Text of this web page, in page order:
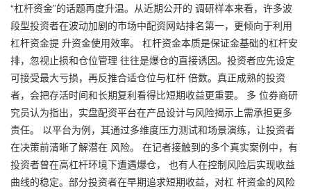
“杠杆资金”的话题再度升温。从近期公开的 调研样本来看，许多波
段型投资者在波动加剧的市场中配资网站排名第一，更倾向于利用
杠杆资金提 升资金使用效率。 杠杆资金本质是保证金基础的杠杆安
排，忽视止损和仓位管理 往往是爆仓的直接诱因。投资者应先设定
可接受最大亏损，再反推合适仓位与杠杆 倍数。真正成熟的投资
者，会把存活时间和长期复利看得比短期收益更重要。 多 位券商研
究员认为指出，实盘配资平台在产品设计与风险揭示上需承担更多
责任。 以平台为例，其通过多维度压力测试和场景演练，让投资者
在决策前清晰了解潜在 风险。 在记者接触到的多个真实案例中，有
投资者曾在高杠杆环境下遭遇爆仓， 也有人在控制风险后实现收益
曲线的稳定。部分投资者在早期追求短期收益，对杠 杆资金的风险